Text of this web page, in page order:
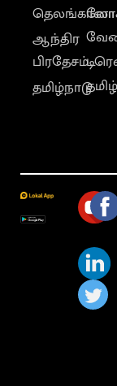
தெலங்கானா
ஆந்திர
பிரதேசம்
தமிழ்நாடு